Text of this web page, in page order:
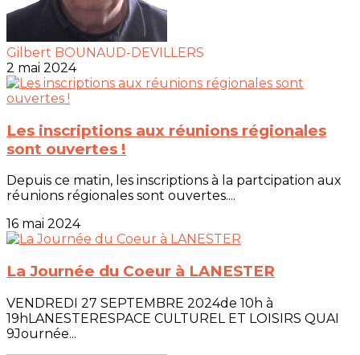
Gilbert BOUNAUD-DEVILLERS
2 mai 2024
Les inscriptions aux réunions régionales
sont ouvertes !
Depuis ce matin, les inscriptions à la partcipation aux
réunions régionales sont ouvertes....
16 mai 2024
La Journée du Coeur à LANESTER
VENDREDI 27 SEPTEMBRE 2024de 10h à
19hLANESTERESPACE CULTUREL ET LOISIRS QUAI
9Journée...